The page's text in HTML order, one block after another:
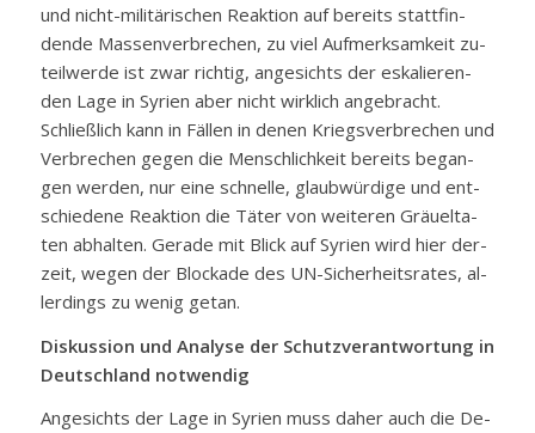
und nicht-mi­li­tä­ri­schen Re­ak­ti­on auf be­reits statt­fin­
den­de Mas­sen­ver­bre­chen, zu viel Auf­merk­sam­keit zu­
teil­wer­de ist zwar rich­tig, an­ge­sichts der es­ka­lie­ren­
den La­ge in Sy­ri­en aber nicht wirk­lich an­ge­bracht.
Schlie­ß­lich kann in Fäl­len in de­nen Kriegs­ver­bre­chen und
Ver­bre­chen ge­gen die Mensch­lich­keit be­reits be­gan­
gen wer­den, nur ei­ne schnel­le, glaub­wür­di­ge und ent­
schie­de­ne Re­ak­ti­on die Tä­ter von wei­te­ren Gräu­el­ta­
ten ab­hal­ten. Ge­ra­de mit Blick auf Sy­ri­en wird hier der­
zeit, we­gen der Blo­cka­de des UN-Si­cher­heits­ra­tes, al­
ler­dings zu we­nig ge­tan.
Dis­kus­si­on und Ana­ly­se der Schutz­ver­ant­wor­tung in
Deutsch­land not­wen­dig
An­ge­sichts der La­ge in Sy­ri­en muss da­her auch die De­